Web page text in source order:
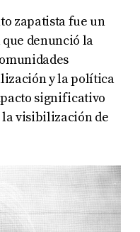
zapatista fue un
denunció la
y la política
significativo
visibilización de